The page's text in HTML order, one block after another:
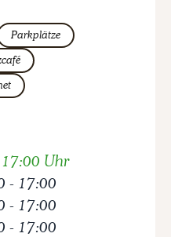
Parkplätze
Uhr
- 17:00
- 17:00
- 17:00